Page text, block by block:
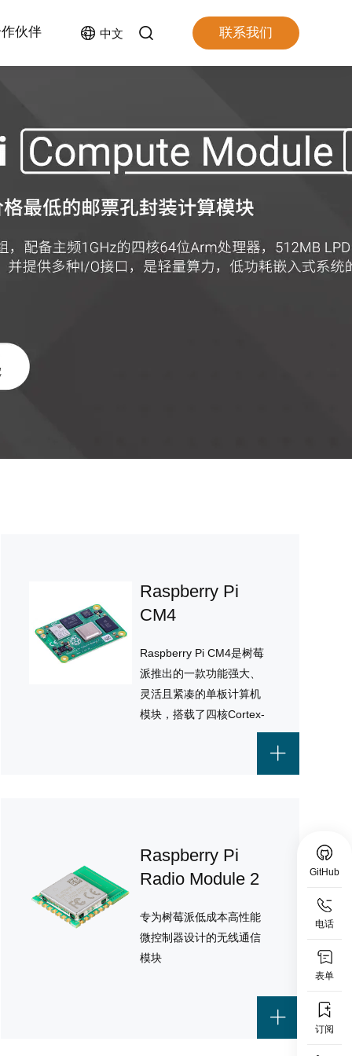
伙伴 中文 联系我们
Raspberry Pi
CM4
Raspberry Pi CM4是树莓
派推出的一款功能强大、
灵活且紧凑的单板计算机
模块，搭载了四核Cortex-
Raspberry Pi
Radio Module 2
专为树莓派低成本高性能
微控制器设计的无线通信
模块
GitHub
电话
表单
订阅